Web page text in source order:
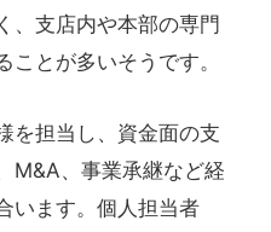
、支店内や本部の専門
とが多いそうです。
を担当し、資金面の支
M&A、事業承継など経
います。個人担当者